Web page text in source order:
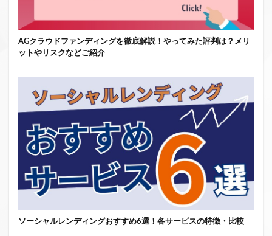
AGクラウドファンディングを徹底解説！やってみた評判は？メリ
ットやリスクなどご紹介
ソーシャルレンディングおすすめ6選！各サービスの特徴・比較